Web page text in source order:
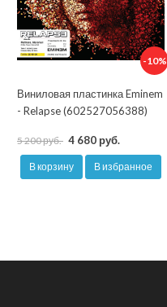
-10%
Виниловая пластинка Eminem
- Relapse (602527056388)
5 200 руб. 4 680 руб.
В корзину В избранное